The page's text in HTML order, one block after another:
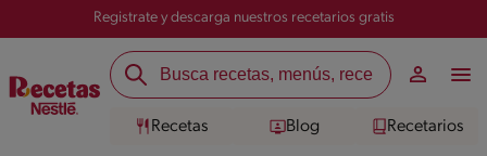
Registrate y descarga nuestros recetarios gratis
Recetas Blog Recetarios